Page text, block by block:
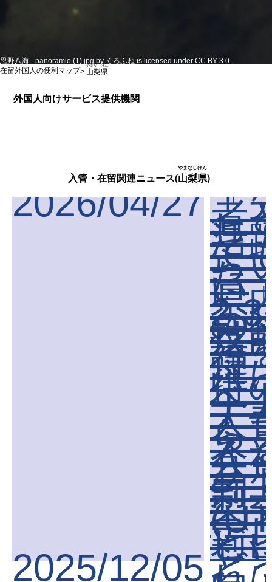
忍野八海 - panoramio (1).jpg by くろふね is licensed under CC BY 3.0.
在留外国人の便利マップ> 山梨県
やまなしけん
外国人向けサービス提供機関
入管・在留関連ニュース(山梨県
やまなしけん
)
2026/04/27「
者
し
活
て
ら
た
県
の
技
号
得
躍
待
ベ
ナ
人
ら
え
会
サ
ー
制
梨
テ
ビ
梨)
2025/12/05ど